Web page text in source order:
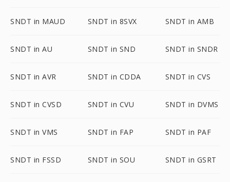
SNDT in MAUD SNDT in 8SVX SNDT in AMB
SNDT in AU SNDT in SND SNDT in SNDR
SNDT in AVR SNDT in CDDA SNDT in CVS
SNDT in CVSD SNDT in CVU SNDT in DVMS
SNDT in VMS SNDT in FAP SNDT in PAF
SNDT in FSSD SNDT in SOU SNDT in GSRT